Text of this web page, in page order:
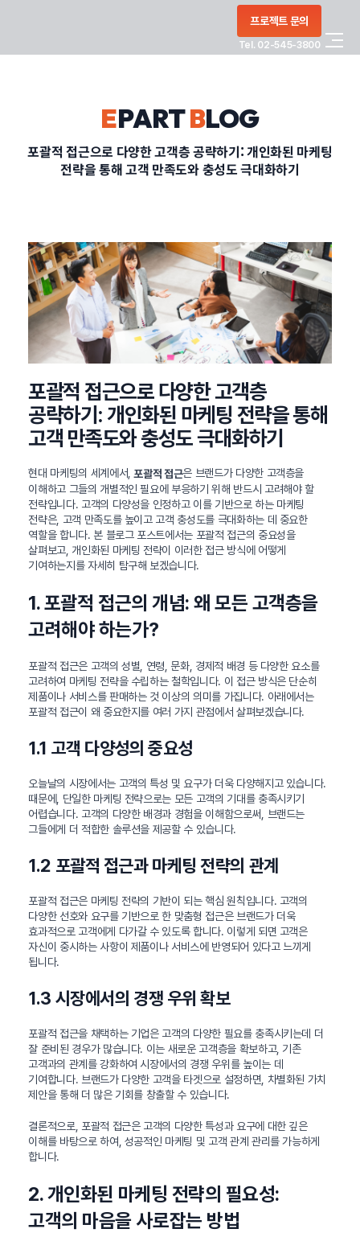
프로젝트 문의
Tel. 02-545-3800
PORTFOLIO
CONTACT
정부지원사업
EPARTBLOG
포괄적 접근으로 다양한 고객층 공략하기: 개인화된 마케팅
전략을 통해 고객 만족도와 충성도 극대화하기
포괄적 접근으로 다양한 고객층
공략하기: 개인화된 마케팅 전략을 통해
고객 만족도와 충성도 극대화하기
현대 마케팅의 세계에서, 포괄적 접근은 브랜드가 다양한 고객층을
이해하고 그들의 개별적인 필요에 부응하기 위해 반드시 고려해야 할
전략입니다. 고객의 다양성을 인정하고 이를 기반으로 하는 마케팅
전략은, 고객 만족도를 높이고 고객 충성도를 극대화하는 데 중요한
역할을 합니다. 본 블로그 포스트에서는 포괄적 접근의 중요성을
살펴보고, 개인화된 마케팅 전략이 이러한 접근 방식에 어떻게
기여하는지를 자세히 탐구해 보겠습니다.
1. 포괄적 접근의 개념: 왜 모든 고객층을
고려해야 하는가?
포괄적 접근은 고객의 성별, 연령, 문화, 경제적 배경 등 다양한 요소를
고려하여 마케팅 전략을 수립하는 철학입니다. 이 접근 방식은 단순히
제품이나 서비스를 판매하는 것 이상의 의미를 가집니다. 아래에서는
포괄적 접근이 왜 중요한지를 여러 가지 관점에서 살펴보겠습니다.
1.1 고객 다양성의 중요성
오늘날의 시장에서는 고객의 특성 및 요구가 더욱 다양해지고 있습니다.
때문에, 단일한 마케팅 전략으로는 모든 고객의 기대를 충족시키기
어렵습니다. 고객의 다양한 배경과 경험을 이해함으로써, 브랜드는
그들에게 더 적합한 솔루션을 제공할 수 있습니다.
1.2 포괄적 접근과 마케팅 전략의 관계
포괄적 접근은 마케팅 전략의 기반이 되는 핵심 원칙입니다. 고객의
다양한 선호와 요구를 기반으로 한 맞춤형 접근은 브랜드가 더욱
효과적으로 고객에게 다가갈 수 있도록 합니다. 이렇게 되면 고객은
자신이 중시하는 사항이 제품이나 서비스에 반영되어 있다고 느끼게
됩니다.
1.3 시장에서의 경쟁 우위 확보
포괄적 접근을 채택하는 기업은 고객의 다양한 필요를 충족시키는데 더
잘 준비된 경우가 많습니다. 이는 새로운 고객층을 확보하고, 기존
고객과의 관계를 강화하여 시장에서의 경쟁 우위를 높이는 데
기여합니다. 브랜드가 다양한 고객을 타겟으로 설정하면, 차별화된 가치
제안을 통해 더 많은 기회를 창출할 수 있습니다.
결론적으로, 포괄적 접근은 고객의 다양한 특성과 요구에 대한 깊은
이해를 바탕으로 하여, 성공적인 마케팅 및 고객 관계 관리를 가능하게
합니다.
2. 개인화된 마케팅 전략의 필요성:
고객의 마음을 사로잡는 방법